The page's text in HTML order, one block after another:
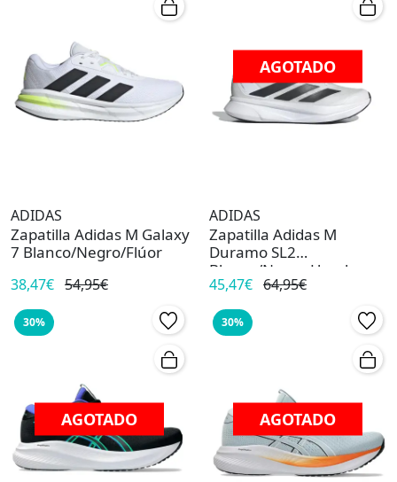
ADIDAS
Zapatilla Adidas M Galaxy
7 Blanco/Negro/Flúor
38,47€ 54,95€
AGOTADO
ADIDAS
Zapatilla Adidas M
Duramo SL2
Blanco/Negro Hombre
45,47€ 64,95€
30%
AGOTADO
30%
AGOTADO